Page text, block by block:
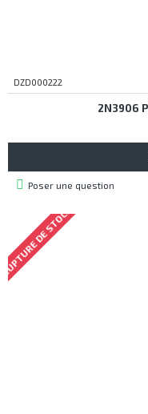
DZD000222
2N3906
Poser une question
DE STOCK